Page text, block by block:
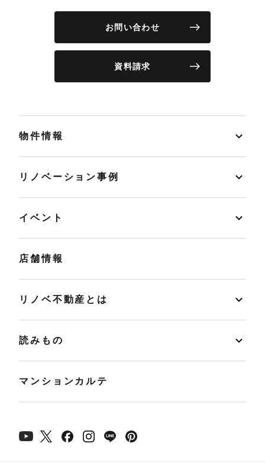
お問い合わせ
資料請求
物件情報
リノベーション事例
イベント
店舗情報
リノベ不動産とは
読みもの
マンションカルテ